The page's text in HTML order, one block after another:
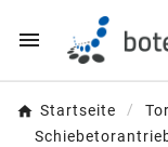

Startseite